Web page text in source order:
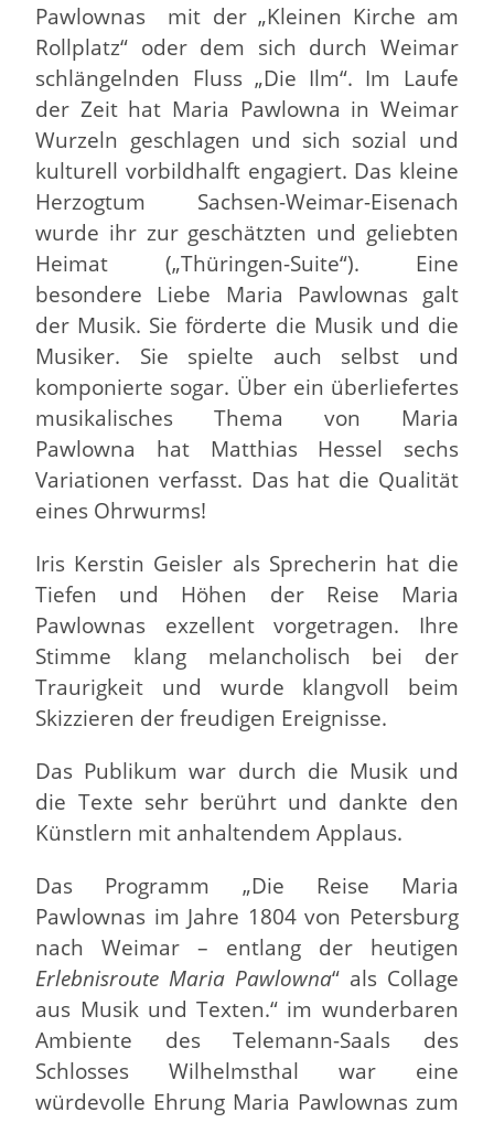
Pawlownas mit der „Kleinen Kirche am
Rollplatz“ oder dem sich durch Weimar
schlängelnden Fluss „Die Ilm“. Im Laufe
der Zeit hat Maria Pawlowna in Weimar
Wurzeln geschlagen und sich sozial und
kulturell vorbildhalft engagiert. Das kleine
Herzogtum Sachsen-Weimar-Eisenach
wurde ihr zur geschätzten und geliebten
Heimat („Thüringen-Suite“). Eine
besondere Liebe Maria Pawlownas galt
der Musik. Sie förderte die Musik und die
Musiker. Sie spielte auch selbst und
komponierte sogar. Über ein überliefertes
musikalisches Thema von Maria
Pawlowna hat Matthias Hessel sechs
Variationen verfasst. Das hat die Qualität
eines Ohrwurms!
Iris Kerstin Geisler als Sprecherin hat die
Tiefen und Höhen der Reise Maria
Pawlownas exzellent vorgetragen. Ihre
Stimme klang melancholisch bei der
Traurigkeit und wurde klangvoll beim
Skizzieren der freudigen Ereignisse.
Das Publikum war durch die Musik und
die Texte sehr berührt und dankte den
Künstlern mit anhaltendem Applaus.
Das Programm „Die Reise Maria
Pawlownas im Jahre 1804 von Petersburg
nach Weimar – entlang der heutigen
Erlebnisroute Maria Pawlowna“ als Collage
aus Musik und Texten.“ im wunderbaren
Ambiente des Telemann-Saals des
Schlosses Wilhelmsthal war eine
würdevolle Ehrung Maria Pawlownas zum